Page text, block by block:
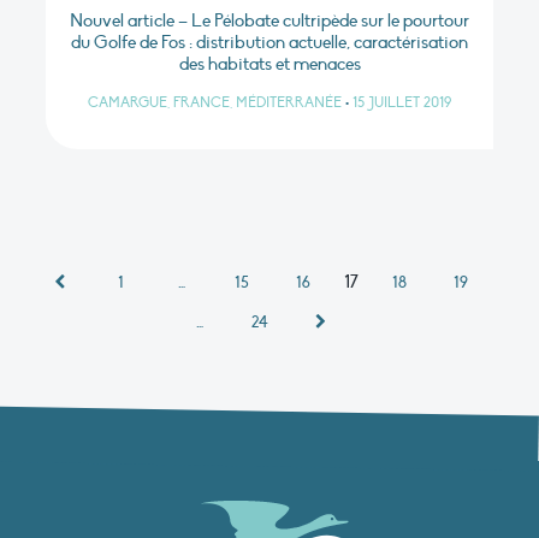
Nouvel article – Le Pélobate cultripède sur le pourtour
du Golfe de Fos : distribution actuelle, caractérisation
des habitats et menaces
CAMARGUE, FRANCE, MÉDITERRANÉE • 15 JUILLET 2019
1 … 15 16 17 18 19
… 24